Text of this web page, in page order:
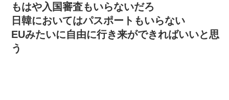
もはや入国審査もいらないだろ
日韓においてはパスポートもいらない
EUみたいに自由に行き来ができればいいと思
う